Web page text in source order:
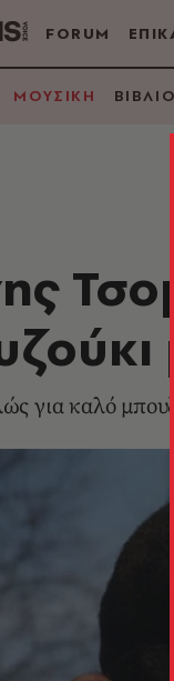
FORUM
ΜΟΥΣΙΚΗ ΒΙΒΛΙΟ
για καλό